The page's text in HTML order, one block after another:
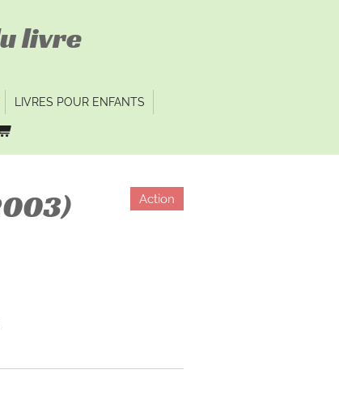
livre
LIVRES POUR ENFANTS
Action